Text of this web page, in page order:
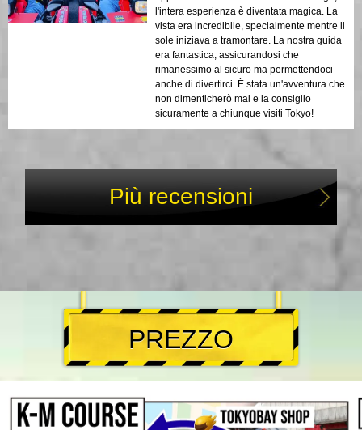
l'intera esperienza è diventata magica. La
vista era incredibile, specialmente mentre il
sole iniziava a tramontare. La nostra guida
era fantastica, assicurandosi che
rimanessimo al sicuro ma permettendoci
anche di divertirci. È stata un'avventura che
non dimenticherò mai e la consiglio
sicuramente a chiunque visiti Tokyo!
Più recensioni
PREZZO